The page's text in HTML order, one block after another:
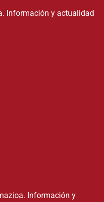
Información y actualidad
Información y